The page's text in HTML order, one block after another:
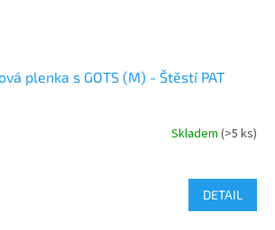
plenka s GOTS (M) - Štěstí PAT
Skladem (>5 ks)
DETAIL